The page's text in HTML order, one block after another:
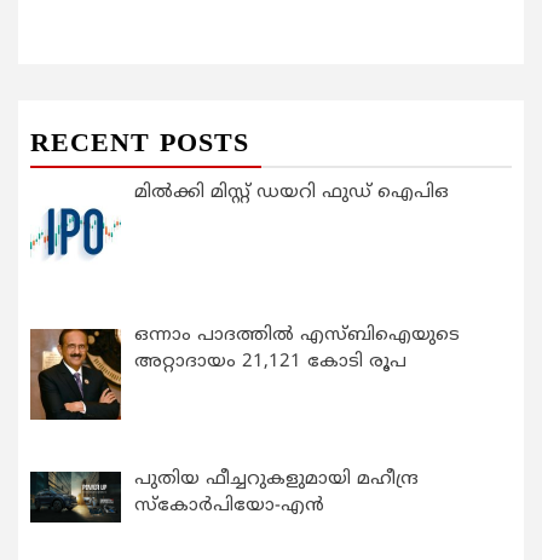
RECENT POSTS
മിൽക്കി മിസ്റ്റ് ഡയറി ഫുഡ് ഐപിഒ
ഒന്നാം പാദത്തിൽ എസ്ബിഐയുടെ
അറ്റാദായം 21,121 കോടി രൂപ
പുതിയ ഫീച്ചറുകളുമായി മഹീന്ദ്ര
സ്കോർപിയോ-എൻ